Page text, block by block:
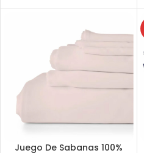
Juego De Sabanas 100%